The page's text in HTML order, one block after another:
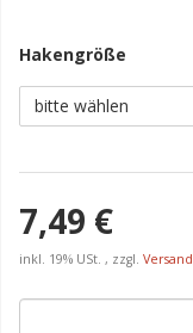
Hakengröße
bitte wählen
7,49 €
inkl. 19% USt. , zzgl. Versand